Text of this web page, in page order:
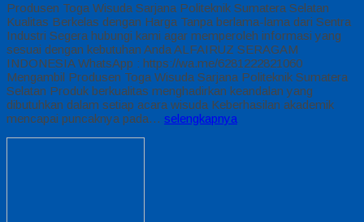
Produsen Toga Wisuda Sarjana Politeknik Sumatera Selatan
Kualitas Berkelas dengan Harga Tanpa berlama-lama dari Sentra
Industri Segera hubungi kami agar memperoleh informasi yang
sesuai dengan kebutuhan Anda ALFAIRUZ SERAGAM
INDONESIA WhatsApp : https://wa.me/6281222821060
Mengambil Produsen Toga Wisuda Sarjana Politeknik Sumatera
Selatan Produk berkualitas menghadirkan keandalan yang
dibutuhkan dalam setiap acara wisuda Keberhasilan akademik
mencapai puncaknya pada… selengkapnya